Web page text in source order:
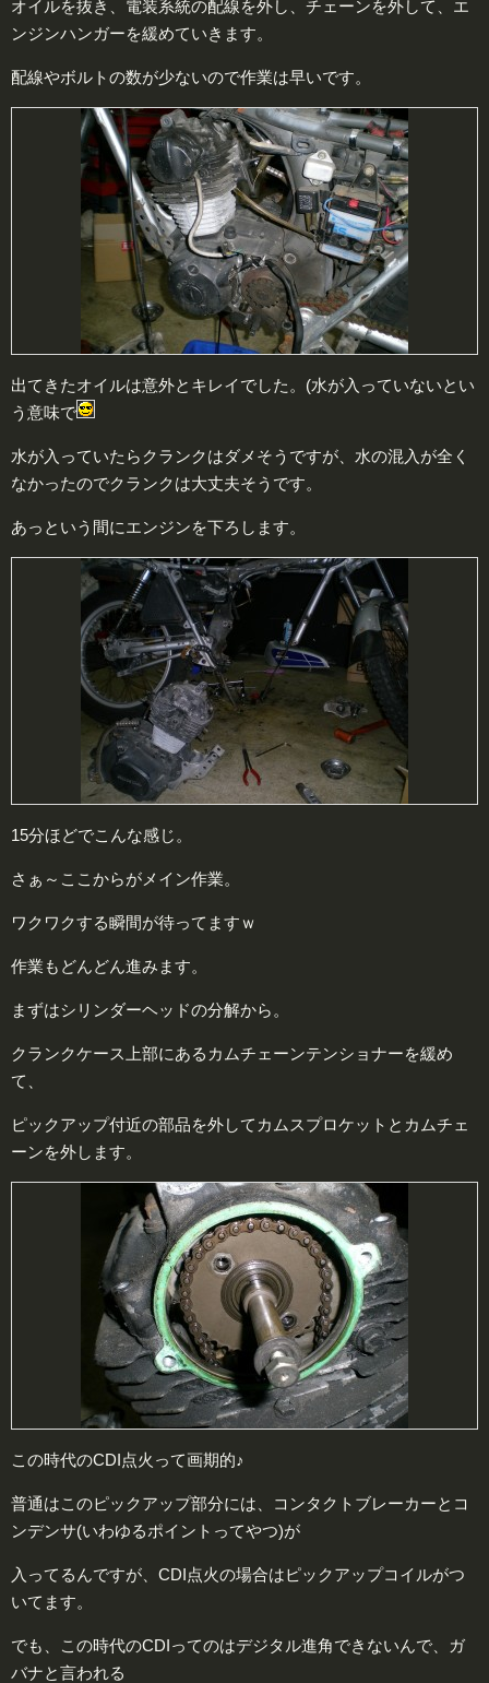
オイルを抜き、電装系統の配線を外し、チェーンを外して、エ
ンジンハンガーを緩めていきます。
配線やボルトの数が少ないので作業は早いです。
出てきたオイルは意外とキレイでした。(水が入っていないとい
う意味で
水が入っていたらクランクはダメそうですが、水の混入が全く
なかったのでクランクは大丈夫そうです。
あっという間にエンジンを下ろします。
15分ほどでこんな感じ。
さぁ～ここからがメイン作業。
ワクワクする瞬間が待ってますｗ
作業もどんどん進みます。
まずはシリンダーヘッドの分解から。
クランクケース上部にあるカムチェーンテンショナーを緩め
て、
ピックアップ付近の部品を外してカムスプロケットとカムチェ
ーンを外します。
この時代のCDI点火って画期的♪
普通はこのピックアップ部分には、コンタクトブレーカーとコ
ンデンサ(いわゆるポイントってやつ)が
入ってるんですが、CDI点火の場合はピックアップコイルがつ
いてます。
でも、この時代のCDIってのはデジタル進角できないんで、ガ
バナと言われる